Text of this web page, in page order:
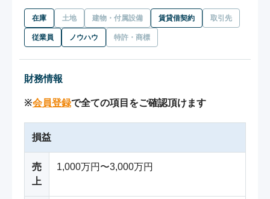
在庫 土地 建物・付属設備 賃貸借契約 取引先
従業員 ノウハウ 特許・商標
財務情報
※会員登録で全ての項目をご確認頂けます
損益
売
上
1,000万円〜3,000万円